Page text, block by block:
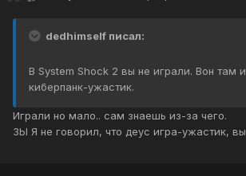
dedhimself писал:
В System Shock 2 вы не играли. Вон там
киберпанк-ужастик.
Играли но мало.. сам знаешь из-за чего.
ЗЫ Я не говорил, что деус игра-ужастик, вы